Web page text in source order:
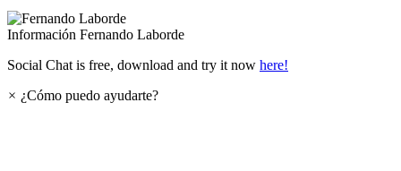
Información Fernando Laborde
Social Chat is free, download and try it now here!
× ¿Cómo puedo ayudarte?